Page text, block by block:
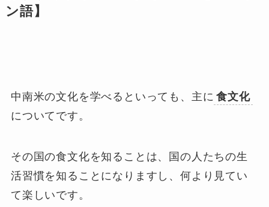
ン語】
中南米の文化を学べるといっても、主に 食文化
についてです。
その国の食文化を知ることは、 国の人たちの生
活習慣を知る ことになりますし、何より見てい
て楽しいです。